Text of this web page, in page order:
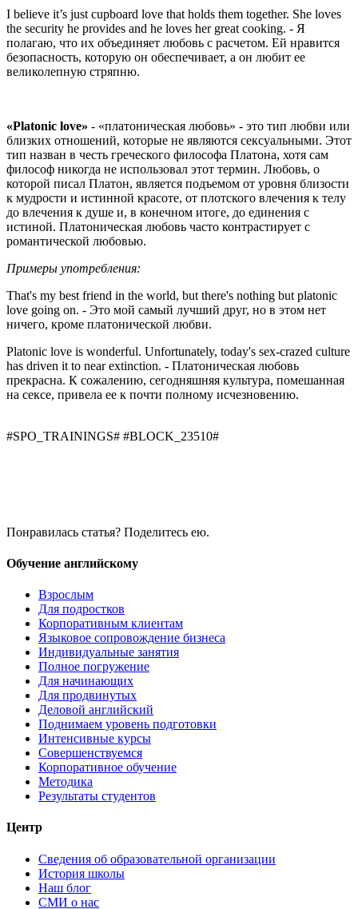
I believe it’s just cupboard love that holds them together. She loves
the security he provides and he loves her great cooking. - Я
полагаю, что их объединяет любовь с расчетом. Ей нравится
безопасность, которую он обеспечивает, а он любит ее
великолепную стряпню.
«Platonic love» - «платоническая любовь» - это тип любви или
близких отношений, которые не являются сексуальными. Этот
тип назван в честь греческого философа Платона, хотя сам
философ никогда не использовал этот термин. Любовь, о
которой писал Платон, является подъемом от уровня близости
к мудрости и истинной красоте, от плотского влечения к телу
до влечения к душе и, в конечном итоге, до единения с
истиной. Платоническая любовь часто контрастирует с
романтической любовью.
Примеры употребления:
That's my best friend in the world, but there's nothing but platonic
love going on. - Это мой самый лучший друг, но в этом нет
ничего, кроме платонической любви.
Platonic love is wonderful. Unfortunately, today's sex-crazed culture
has driven it to near extinction. - Платоническая любовь
прекрасна. К сожалению, сегодняшняя культура, помешанная
на сексе, привела ее к почти полному исчезновению.
#SPO_TRAININGS# #BLOCK_23510#
Понравилась статья? Поделитесь ею.
Обучение английскому
Взрослым
Для подростков
Корпоративным клиентам
Языковое сопровождение бизнеса
Индивидуальные занятия
Полное погружение
Для начинающих
Для продвинутых
Деловой английский
Поднимаем уровень подготовки
Интенсивные курсы
Совершенствуемся
Корпоративное обучение
Методика
Результаты студентов
Центр
Сведения об образовательной организации
История школы
Наш блог
СМИ о нас